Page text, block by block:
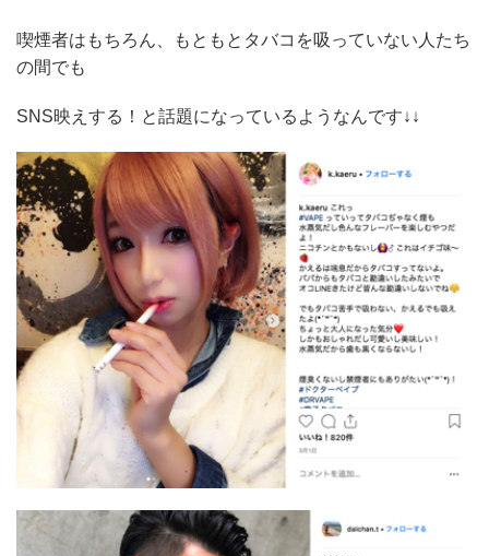
喫煙者はもちろん、もともとタバコを吸っていない人たち
の間でも
SNS映えする！と話題になっているようなんです↓↓